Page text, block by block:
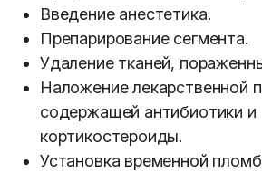
Введение анестетика.
Препарирование сегмента.
Удаление тканей,
Наложение лекарственной
содержащей антибиотики и
кортикостероиды.
Установка временной